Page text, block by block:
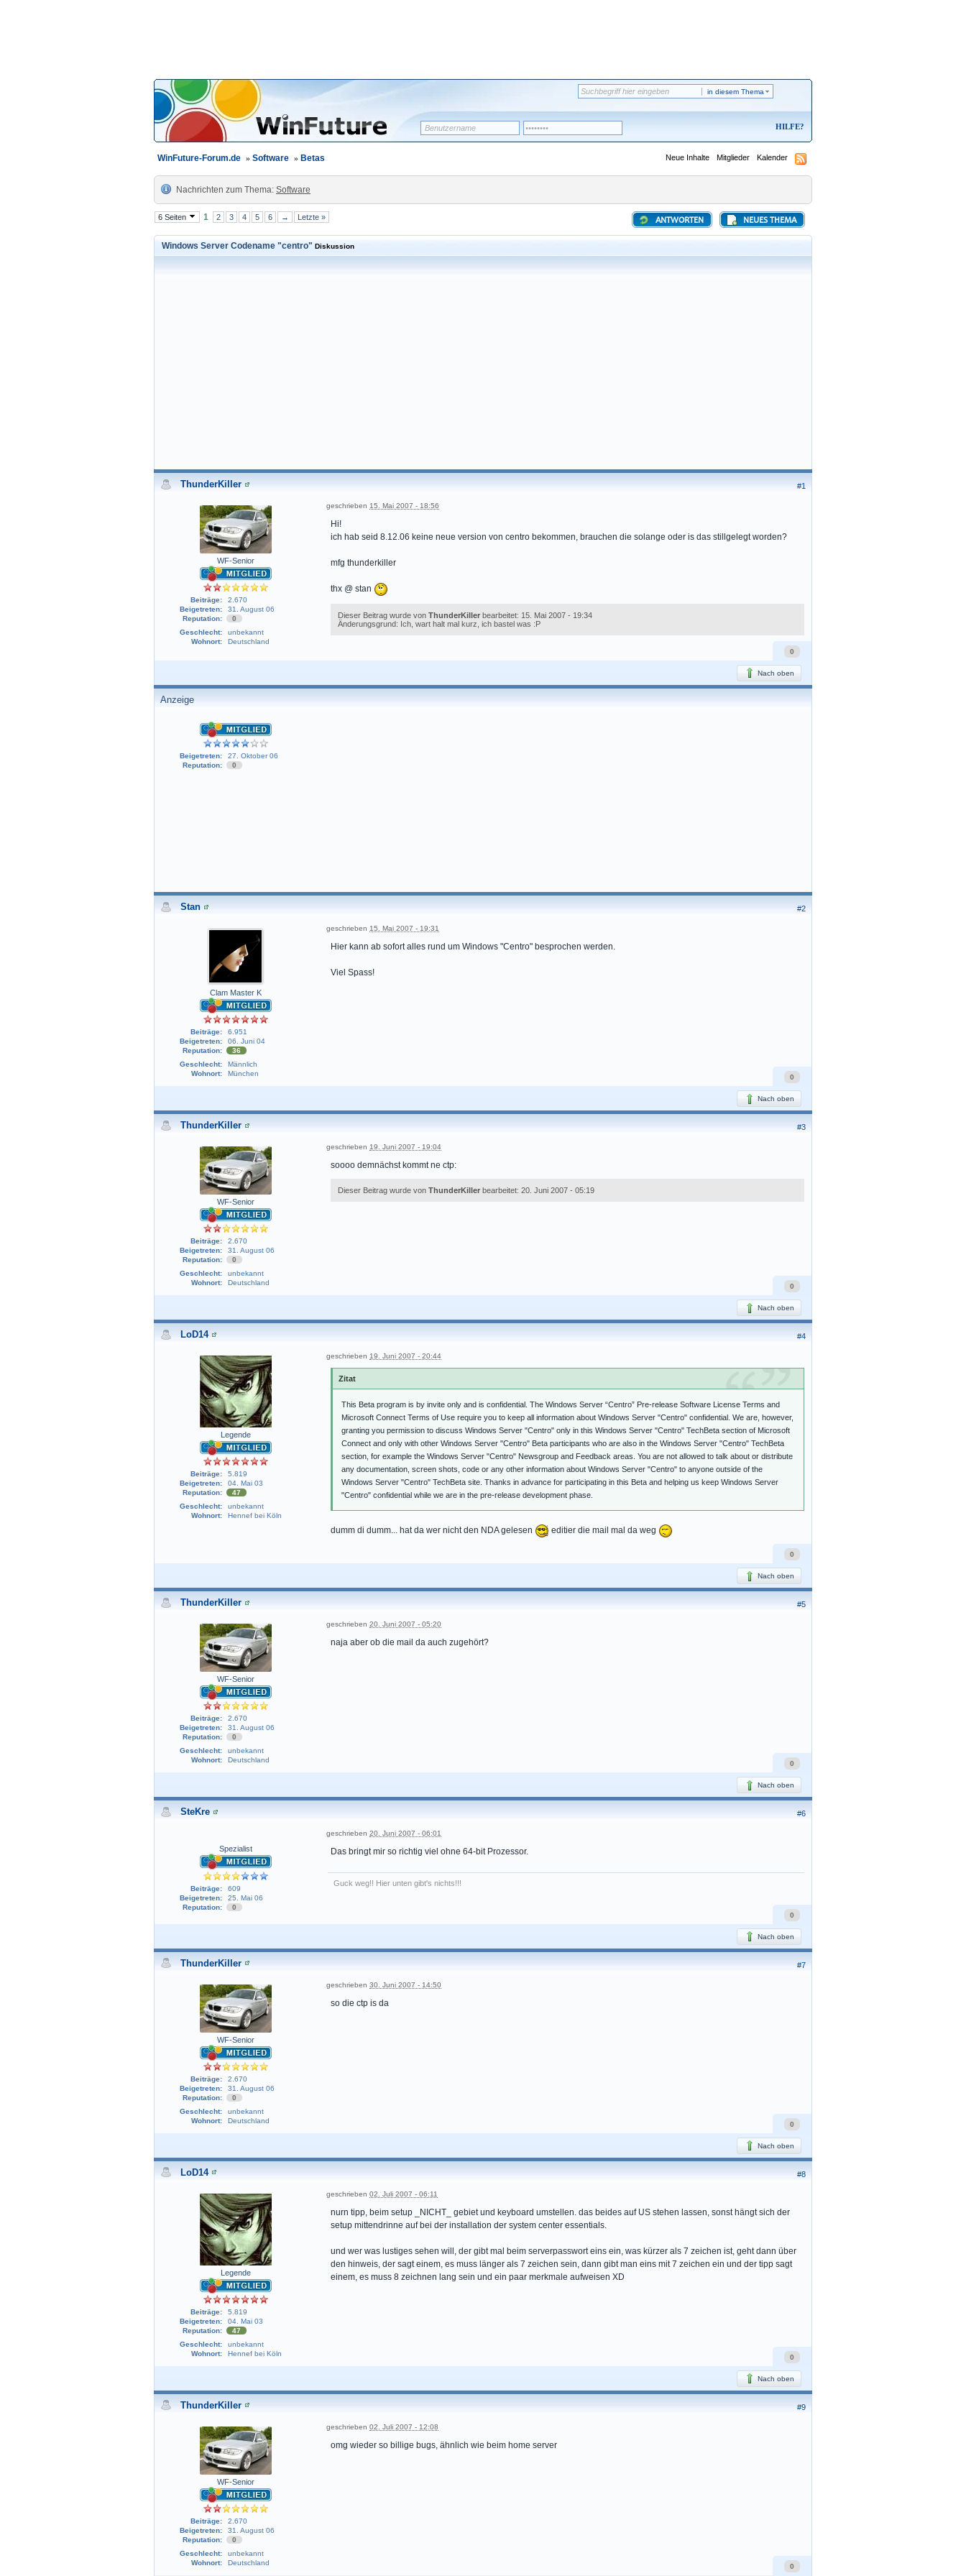
in diesem Thema
HILFE
WinFuture-Forum.de » Software » Betas Neue Inhalte Mitglieder Kalender
Nachrichten zum Thema: Software
6 Seiten 1 2 3 4 5 6 → Letzte » NEUES THEMA
ANTWORTEN
Windows Server Codename "centro" Diskussion
#1
ThunderKiller
WF-Senior
Beiträge:
2.670
Beigetreten:
31. August 06
Reputation:
0
Geschlecht:
unbekannt
Wohnort:
Deutschland
geschrieben 15. Mai 2007 - 18:56
Hi!
ich hab seid 8.12.06 keine neue version von centro bekommen, brauchen die solange oder is das stillgelegt worden?
mfg thunderkiller
thx @ stan
Dieser Beitrag wurde von ThunderKiller bearbeitet: 15. Mai 2007 - 19:34
Änderungsgrund: Ich, wart halt mal kurz, ich bastel was :P
0
Nach oben
Anzeige
Beigetreten:
27. Oktober 06
Reputation:
0
#2
Stan
Clam Master K
Beiträge:
6.951
Beigetreten:
06. Juni 04
Reputation:
36
Geschlecht:
Männlich
Wohnort:
München
geschrieben 15. Mai 2007 - 19:31
Hier kann ab sofort alles rund um Windows "Centro" besprochen werden.
Viel Spass!
0
Nach oben
#3
ThunderKiller
WF-Senior
Beiträge:
2.670
Beigetreten:
31. August 06
Reputation:
0
Geschlecht:
unbekannt
Wohnort:
Deutschland
geschrieben 19. Juni 2007 - 19:04
soooo demnächst kommt ne ctp:
Dieser Beitrag wurde von ThunderKiller bearbeitet: 20. Juni 2007 - 05:19
0
Nach oben
#4
LoD14
Legende
Beiträge:
5.819
Beigetreten:
04. Mai 03
Reputation:
47
Geschlecht:
unbekannt
Wohnort:
Hennef bei Köln
geschrieben 19. Juni 2007 - 20:44
Zitat
This Beta program is by invite only and is confidential. The Windows Server “Centro” Pre-release Software License Terms and
Microsoft Connect Terms of Use require you to keep all information about Windows Server "Centro" confidential. We are, however,
granting you permission to discuss Windows Server "Centro" only in this Windows Server "Centro" TechBeta section of Microsoft
Connect and only with other Windows Server "Centro" Beta participants who are also in the Windows Server "Centro" TechBeta
section, for example the Windows Server "Centro" Newsgroup and Feedback areas. You are not allowed to talk about or distribute
any documentation, screen shots, code or any other information about Windows Server "Centro" to anyone outside of the
Windows Server "Centro" TechBeta site. Thanks in advance for participating in this Beta and helping us keep Windows Server
"Centro" confidential while we are in the pre-release development phase.
dumm di dumm... hat da wer nicht den NDA gelesen editier die mail mal da weg
0
Nach oben
#5
ThunderKiller
WF-Senior
Beiträge:
2.670
Beigetreten:
31. August 06
Reputation:
0
Geschlecht:
unbekannt
Wohnort:
Deutschland
geschrieben 20. Juni 2007 - 05:20
naja aber ob die mail da auch zugehört?
0
Nach oben
#6
SteKre
Spezialist
Beiträge:
609
Beigetreten:
25. Mai 06
Reputation:
0
geschrieben 20. Juni 2007 - 06:01
Das bringt mir so richtig viel ohne 64-bit Prozessor.
Guck weg!! Hier unten gibt's nichts!!!
0
Nach oben
#7
ThunderKiller
WF-Senior
Beiträge:
2.670
Beigetreten:
31. August 06
Reputation:
0
Geschlecht:
unbekannt
Wohnort:
Deutschland
geschrieben 30. Juni 2007 - 14:50
so die ctp is da
0
Nach oben
#8
LoD14
Legende
Beiträge:
5.819
Beigetreten:
04. Mai 03
Reputation:
47
Geschlecht:
unbekannt
Wohnort:
Hennef bei Köln
geschrieben 02. Juli 2007 - 06:11
nurn tipp, beim setup _NICHT_ gebiet und keyboard umstellen. das beides auf US stehen lassen, sonst hängt sich der
setup mittendrinne auf bei der installation der system center essentials.
und wer was lustiges sehen will, der gibt mal beim serverpasswort eins ein, was kürzer als 7 zeichen ist, geht dann über
den hinweis, der sagt einem, es muss länger als 7 zeichen sein, dann gibt man eins mit 7 zeichen ein und der tipp sagt
einem, es muss 8 zeichnen lang sein und ein paar merkmale aufweisen XD
0
Nach oben
#9
ThunderKiller
WF-Senior
Beiträge:
2.670
Beigetreten:
31. August 06
Reputation:
0
Geschlecht:
unbekannt
Wohnort:
Deutschland
geschrieben 02. Juli 2007 - 12:08
omg wieder so billige bugs, ähnlich wie beim home server
0